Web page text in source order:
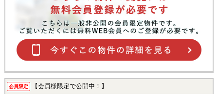
会員限定 【会員様限定で公開中！】